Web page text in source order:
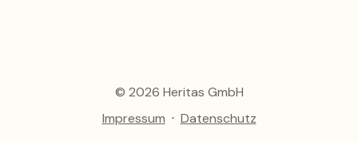
© 2026 Heritas GmbH
Impressum · Datenschutz